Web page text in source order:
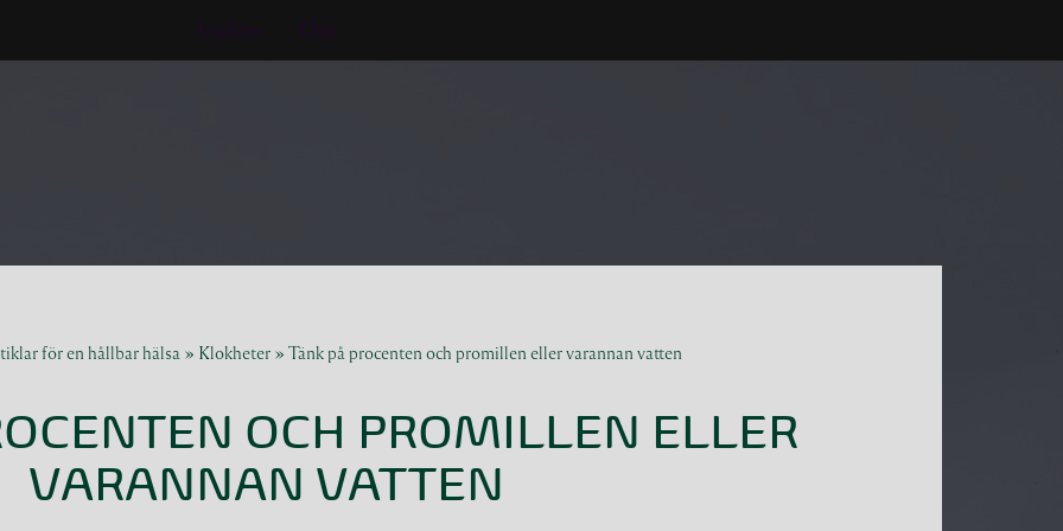
Insikter Om
för en hållbar hälsa » Klokheter» Tänk på procenten och promillen eller varannan vatten
OCH PROMILLEN ELLER
VARANNAN VATTEN